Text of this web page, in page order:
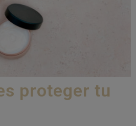
proteger tu